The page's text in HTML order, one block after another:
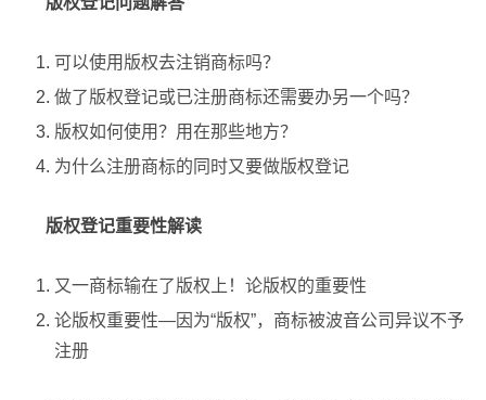
可以使用版权去注销商标吗？
做了版权登记或已注册商标还需要办另一个吗？
版权如何使用？用在那些地方？
为什么注册商标的同时又要做版权登记
版权登记重要性解读
又一商标输在了版权上！论版权的重要性
论版权重要性—因为“版权”，商标被波音公司异议不予
注册